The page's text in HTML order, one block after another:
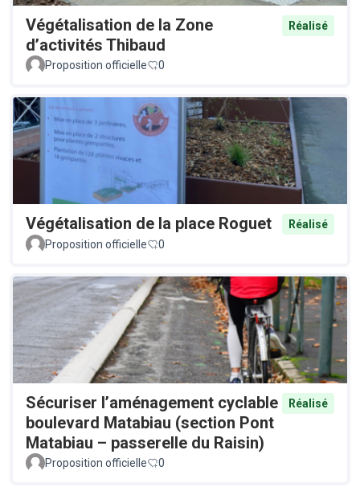
Végétalisation de la Zone
d’activités Thibaud
Réalisé
Proposition officielle 0
Végétalisation de la place Roguet
Réalisé
Proposition officielle
0
Sécuriser l’aménagement cyclable
boulevard Matabiau (section Pont
Matabiau – passerelle du Raisin)
Réalisé
Proposition officielle 0